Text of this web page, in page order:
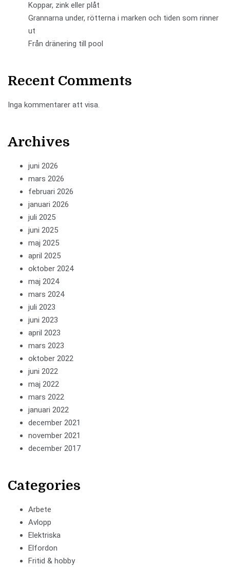
Koppar, zink eller plåt
Grannarna under, rötterna i marken och tiden som rinner
ut
Från dränering till pool
Recent Comments
Inga kommentarer att visa.
Archives
juni 2026
mars 2026
februari 2026
januari 2026
juli 2025
juni 2025
maj 2025
april 2025
oktober 2024
maj 2024
mars 2024
juli 2023
juni 2023
april 2023
mars 2023
oktober 2022
juni 2022
maj 2022
mars 2022
januari 2022
december 2021
november 2021
december 2017
Categories
Arbete
Avlopp
Elektriska
Elfordon
Fritid & hobby